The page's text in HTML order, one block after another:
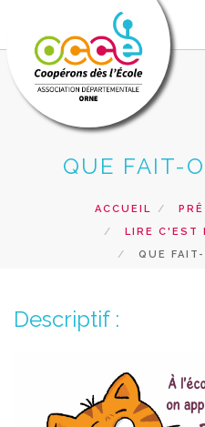
L'OCCE
PRETS ET SERVICES
RECHERCHER
QUE FAIT-
ACCUEIL
LIRE C'EST
QUE
Descriptif :